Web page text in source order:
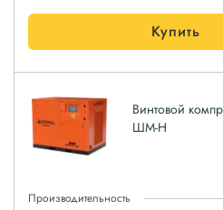
Купить
Винтовой
ШМ-Н
Производительность